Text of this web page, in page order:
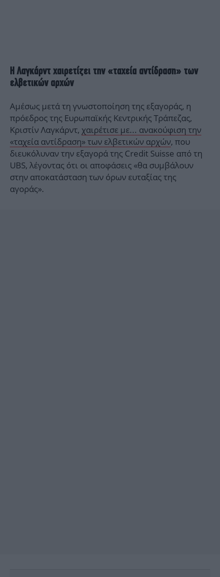
Η Λαγκάρντ χαιρετίζει την «ταχεία αντίδραση» των
ελβετικών αρχών
Αμέσως μετά τη γνωστοποίηση της εξαγοράς, η
πρόεδρος της Ευρωπαϊκής Κεντρικής Τράπεζας,
Κριστίν Λαγκάρντ, χαιρέτισε με... ανακούφιση την
«ταχεία αντίδραση» των ελβετικών αρχών, που
διευκόλυναν την εξαγορά της Credit Suisse από τη
UBS, λέγοντας ότι οι αποφάσεις «θα συμβάλουν
στην αποκατάσταση των όρων ευταξίας της
αγοράς».